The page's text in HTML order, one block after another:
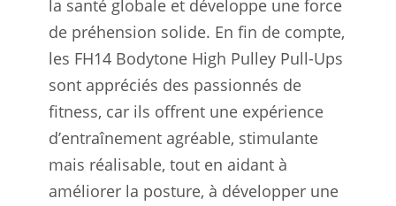
la santé globale et développe une force
de préhension solide. En fin de compte,
les FH14 Bodytone High Pulley Pull-Ups
sont appréciés des passionnés de
fitness, car ils offrent une expérience
d’entraînement agréable, stimulante
mais réalisable, tout en aidant à
améliorer la posture, à développer une